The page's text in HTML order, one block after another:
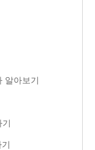
알아보기